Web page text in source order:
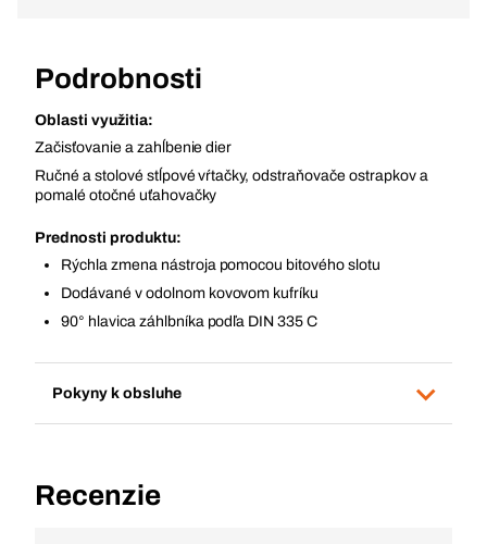
Podrobnosti
Oblasti využitia:
Začisťovanie a zahĺbenie dier
Ručné a stolové stĺpové vŕtačky, odstraňovače ostrapkov a
pomalé otočné uťahovačky
Prednosti produktu:
Rýchla zmena nástroja pomocou bitového slotu
Dodávané v odolnom kovovom kufríku
90° hlavica záhlbníka podľa DIN 335 C
Pokyny k obsluhe
Recenzie